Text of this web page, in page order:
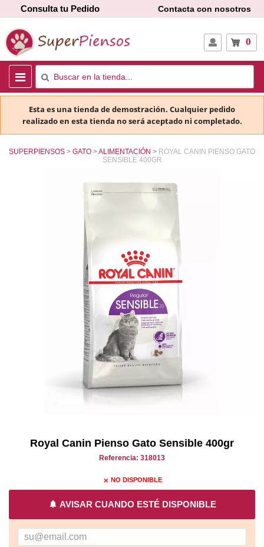
Consulta tu Pedido Contacta con nosotros
0
Esta es una tienda de demostración. Cualquier pedido
realizado en esta tienda no será aceptado ni completado.
SUPERPIENSOS GATO ALIMENTACIÓN
ROYAL CANIN PIENSO GATO
SENSIBLE 400GR
Royal Canin Pienso Gato Sensible 400gr
Referencia: 318013
close NO DISPONIBLE
notifications AVISAR CUANDO ESTÉ DISPONIBLE